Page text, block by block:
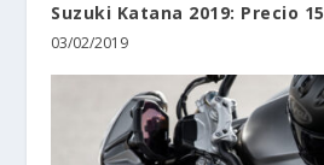
Suzuki Katana 2019: Precio
03/02/2019